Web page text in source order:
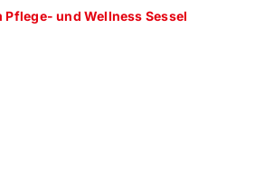
Pflege- und Wellness Sessel